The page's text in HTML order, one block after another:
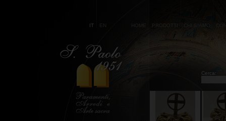
IT EN HOME PRODOTTI CHI SIAMO
Cerca: